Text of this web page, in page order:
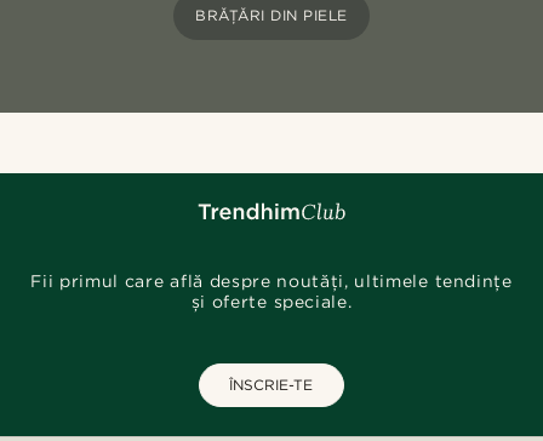
BRĂȚĂRI DIN PIELE
Fii primul care află despre noutăți, ultimele tendințe
și oferte speciale.
ÎNSCRIE-TE